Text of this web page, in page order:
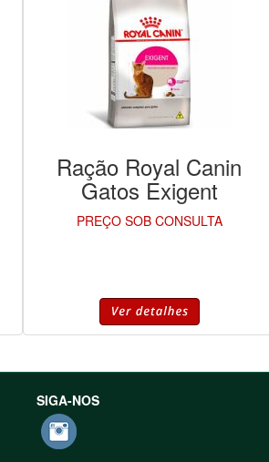
Ração Royal Canin
Gatos Exigent
PREÇO SOB CONSULTA
SIGA-NOS